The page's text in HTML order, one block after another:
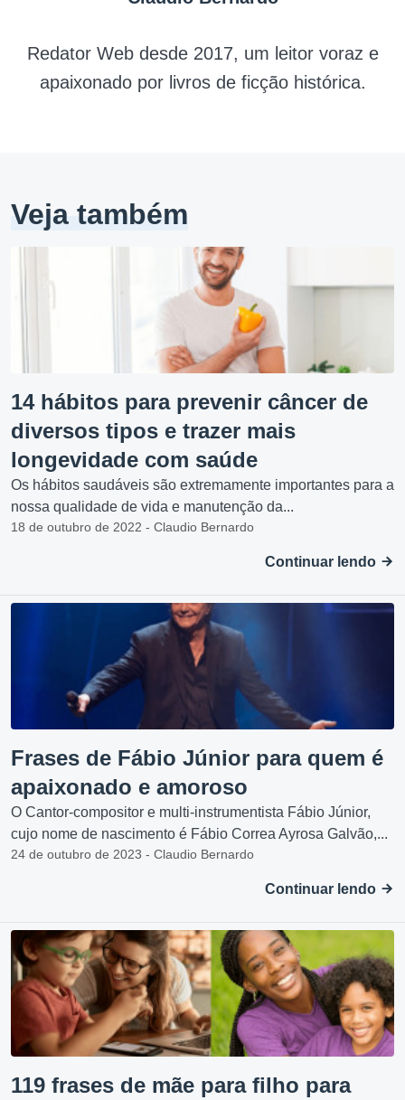
Redator Web desde 2017, um leitor voraz e
apaixonado por livros de ficção histórica.
Veja também
14 hábitos para prevenir câncer de
diversos tipos e trazer mais
longevidade com saúde
Os hábitos saudáveis são extremamente importantes para a
nossa qualidade de vida e manutenção da...
18 de outubro de 2022 - Claudio Bernardo
Continuar lendo
Frases de Fábio Júnior para quem é
apaixonado e amoroso
O Cantor-compositor e multi-instrumentista Fábio Júnior,
cujo nome de nascimento é Fábio Correa Ayrosa Galvão,...
24 de outubro de 2023 - Claudio Bernardo
Continuar lendo
119 frases de mãe para filho para